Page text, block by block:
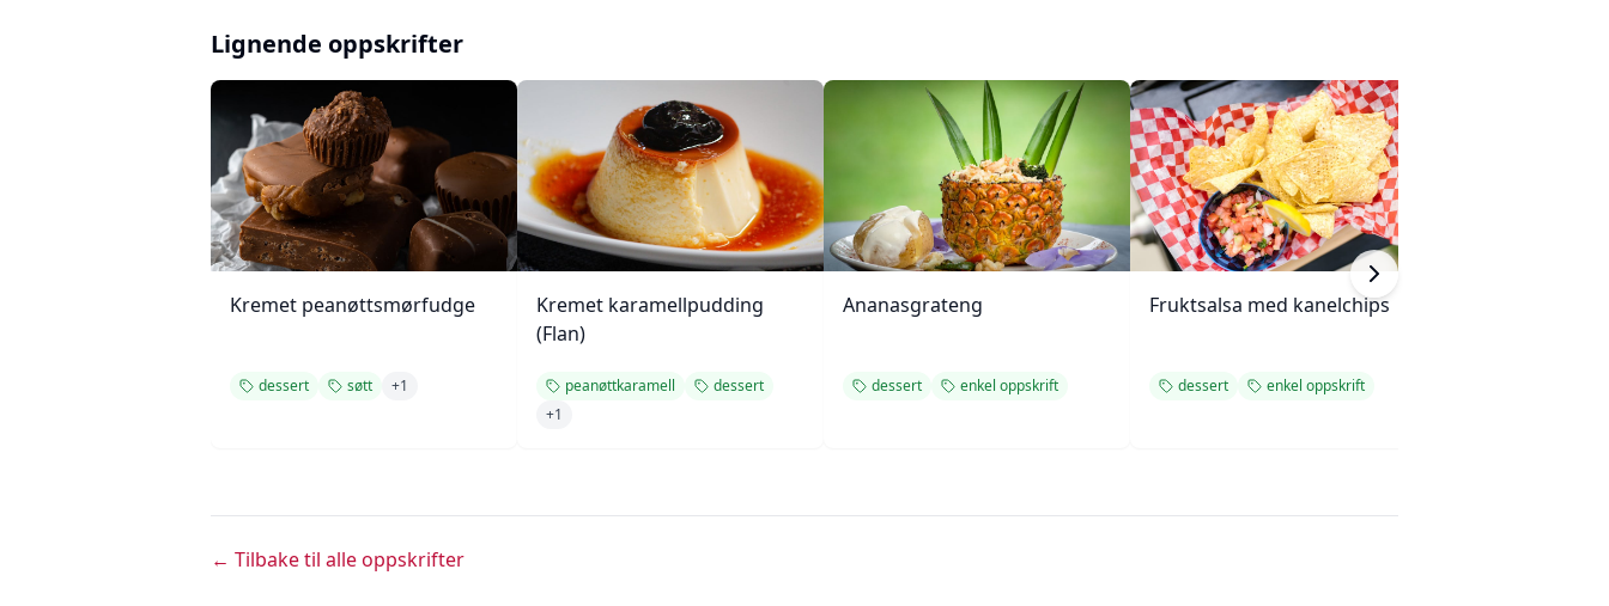
Lignende oppskrifter
Kremet peanøttsmørfudge
dessert søtt +1
Kremet karamellpudding
(Flan)
peanøttkaramell
dessert
+1
Ananasgrateng
dessert enkel oppskrift
Fruktsalsa med kanelchips
dessert enkel oppskrift
← Tilbake til alle oppskrifter